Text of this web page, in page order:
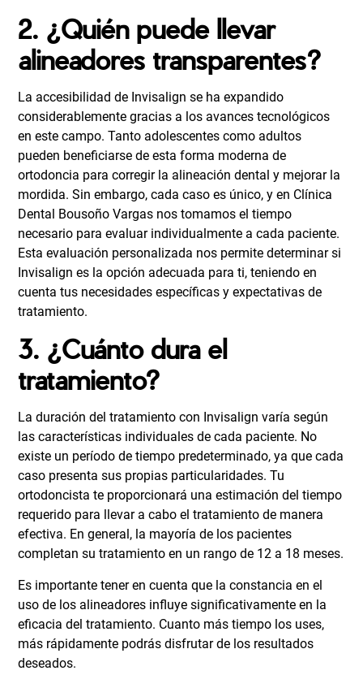
2. ¿Quién puede llevar
alineadores transparentes?
La accesibilidad de Invisalign se ha expandido
considerablemente gracias a los avances tecnológicos
en este campo. Tanto adolescentes como adultos
pueden beneficiarse de esta forma moderna de
ortodoncia para corregir la alineación dental y mejorar la
mordida. Sin embargo, cada caso es único, y en Clínica
Dental Bousoño Vargas nos tomamos el tiempo
necesario para evaluar individualmente a cada paciente.
Esta evaluación personalizada nos permite determinar si
Invisalign es la opción adecuada para ti, teniendo en
cuenta tus necesidades específicas y expectativas de
tratamiento.
3. ¿Cuánto dura el
tratamiento?
La duración del tratamiento con Invisalign varía según
las características individuales de cada paciente. No
existe un período de tiempo predeterminado, ya que cada
caso presenta sus propias particularidades. Tu
ortodoncista te proporcionará una estimación del tiempo
requerido para llevar a cabo el tratamiento de manera
efectiva. En general, la mayoría de los pacientes
completan su tratamiento en un rango de 12 a 18 meses.
Es importante tener en cuenta que la constancia en el
uso de los alineadores influye significativamente en la
eficacia del tratamiento. Cuanto más tiempo los uses,
más rápidamente podrás disfrutar de los resultados
deseados.